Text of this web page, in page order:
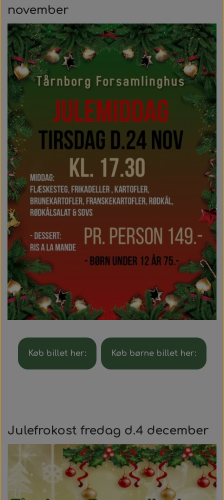
november
Køb billet her: Køb børne billet her:
Julefrokost fredag d.4 december